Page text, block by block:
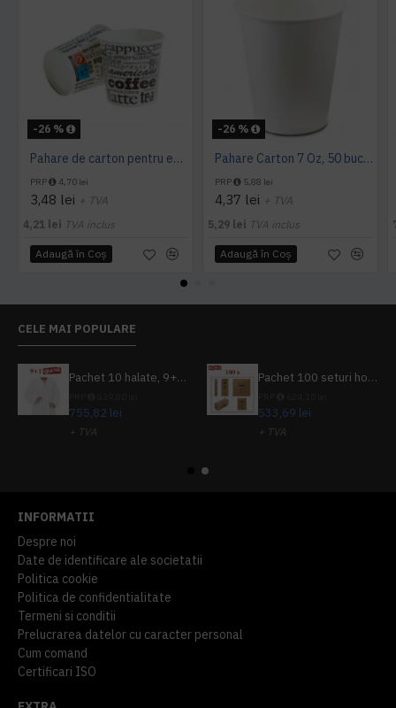
-26 %
Pahare de carton pentru espresso, 4 Oz, 50 buc/set
PRP 4,70 lei
3,48 lei + TVA
4,21 lei TVA inclus
Adaugă în Coş
-26 %
Pahare Carton 7 Oz, 50 buc/set
PRP 5,88 lei
4,37 lei + TVA
5,29 lei TVA inclus
Adaugă în Coş
CELE MAI POPULARE
Pachet 10 halate, 9+1 gratuit
755,82 lei
+ TVA
Pachet 100 seturi hoteliere, set dentar, set barbierit, casca de dus, pila unghii, set cusut
533,69 lei
+ TVA
INFORMATII
Despre noi
Date de identificare ale societatii
Politica cookie
Politica de confidentialitate
Termeni si conditii
Prelucrarea datelor cu caracter personal
Cum comand
Certificari ISO